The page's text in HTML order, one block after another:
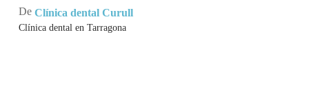
De Clínica dental Curull
Clínica dental en Tarragona